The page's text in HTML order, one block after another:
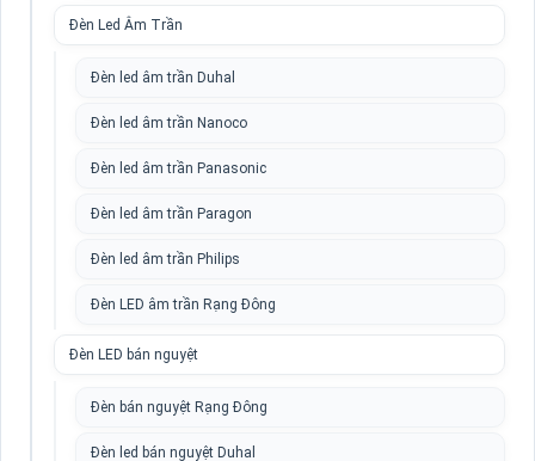
Đèn Led Âm Trần
Đèn led âm trần Duhal
Đèn led âm trần Nanoco
Đèn led âm trần Panasonic
Đèn led âm trần Paragon
Đèn led âm trần Philips
Đèn LED âm trần Rạng Đông
Đèn LED bán nguyệt
Đèn bán nguyệt Rạng Đông
Đèn led bán nguyệt Duhal